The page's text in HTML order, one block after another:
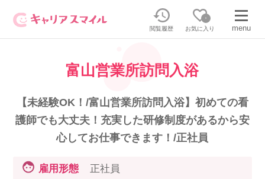
閲覧履歴
0
お気に入り menu
無料相談・お問い合わせはこちら
無料転職相談・お問い合わせの内容を
選択してください
正社員・パートの求人を探す
富山営業所訪問入浴
【未経験OK！/富山営業所訪問入浴】初めての看
護師でも大丈夫！充実した研修制度があるから安
心してお仕事できます！/正社員
雇用形態 正社員